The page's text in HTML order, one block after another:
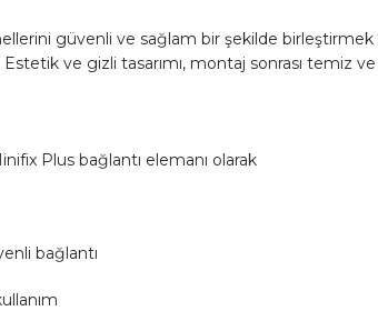
güvenli ve sağlam bir şekilde birleştirmek
ve gizli tasarımı, montaj sonrası temiz
Plus bağlantı elemanı olarak
bağlantı